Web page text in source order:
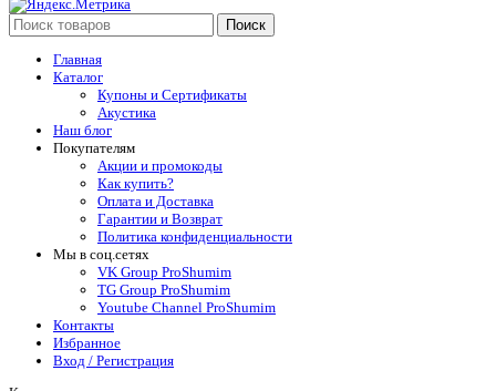
Поиск
Главная
Каталог
Купоны и Сертификаты
Акустика
Наш блог
Покупателям
Акции и промокоды
Как купить?
Оплата и Доставка
Гарантии и Возврат
Политика конфиденциальности
Мы в соц.сетях
VK Group ProShumim
TG Group ProShumim
Youtube Channel ProShumim
Контакты
Избранное
Вход / Регистрация